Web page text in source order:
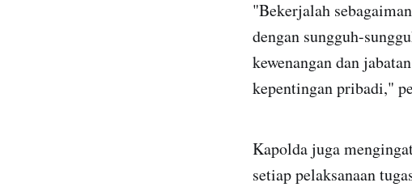
"Bekerjalah
dengan sungguh-
kewenangan dan
kepentingan pribadi,"
Kapolda juga
setiap pelaksanaan